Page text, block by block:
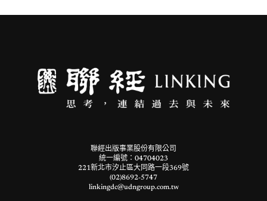
聯經出版事業股份有限公司
統一編號：04704023
221新北市汐止區大同路一段369號
(02)8692-5747
linkingdc@udngroup.com.tw